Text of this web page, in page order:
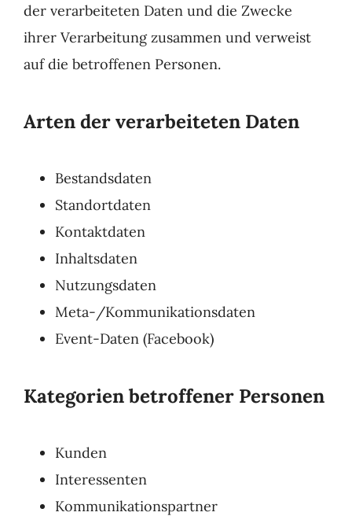
der verarbeiteten Daten und die Zwecke
ihrer Verarbeitung zusammen und verweist
auf die betroffenen Personen.
Arten der verarbeiteten Daten
Bestandsdaten
Standortdaten
Kontaktdaten
Inhaltsdaten
Nutzungsdaten
Meta-/Kommunikationsdaten
Event-Daten (Facebook)
Kategorien betroffener Personen
Kunden
Interessenten
Kommunikationspartner